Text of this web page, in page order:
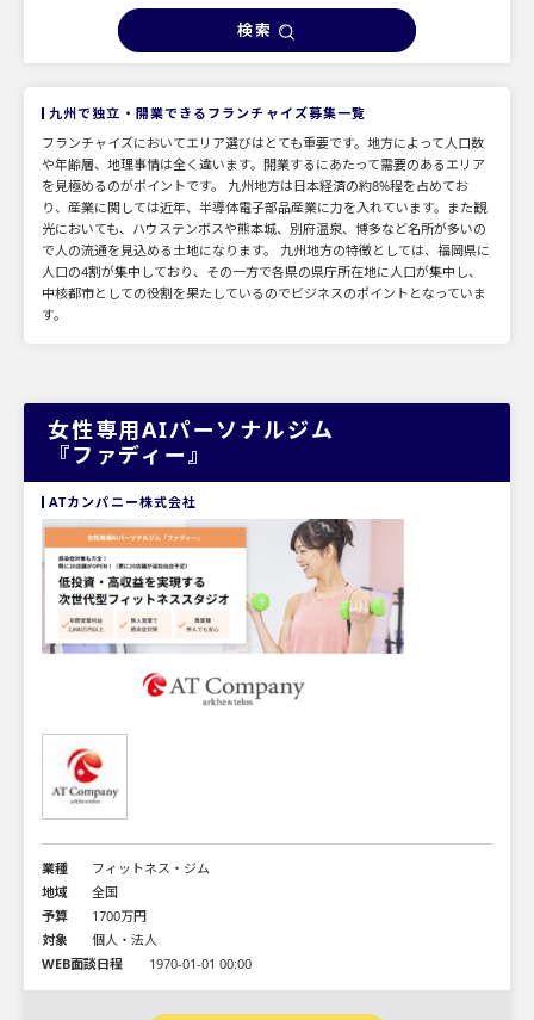
検索
九州で独立・開業できるフランチャイズ募集一覧
フランチャイズにおいてエリア選びはとても重要です。地方によって人口数
や年齢層、地理事情は全く違います。開業するにあたって需要のあるエリア
を見極めるのがポイントです。 九州地方は日本経済の約8%程を占めてお
り、産業に関しては近年、半導体電子部品産業に力を入れています。また観
光においても、ハウステンボスや熊本城、別府温泉、博多など名所が多いの
で人の流通を見込める土地になります。 九州地方の特徴としては、福岡県に
人口の4割が集中しており、その一方で各県の県庁所在地に人口が集中し、
中核都市としての役割を果たしているのでビジネスのポイントとなっていま
す。
女性専用AIパーソナルジム
『ファディー』
ATカンパニー株式会社
業種
フィットネス・ジム
地域
全国
予算
1700万円
対象
個人・法人
WEB面談日程
1970-01-01 00:00